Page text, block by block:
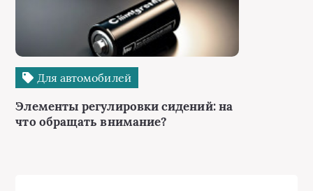
Для автомобилей
Элементы регулировки сидений: на
что обращать внимание?